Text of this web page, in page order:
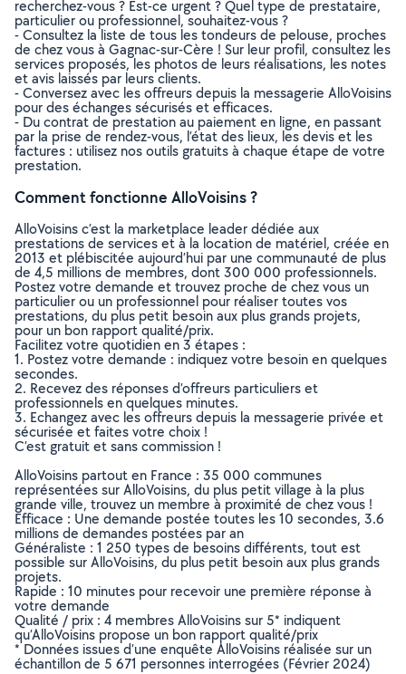
recherchez-vous ? Est-ce urgent ? Quel type de prestataire,
particulier ou professionnel, souhaitez-vous ?
- Consultez la liste de tous les tondeurs de pelouse, proches
de chez vous à Gagnac-sur-Cère ! Sur leur profil, consultez les
services proposés, les photos de leurs réalisations, les notes
et avis laissés par leurs clients.
- Conversez avec les offreurs depuis la messagerie AlloVoisins
pour des échanges sécurisés et efficaces.
- Du contrat de prestation au paiement en ligne, en passant
par la prise de rendez-vous, l’état des lieux, les devis et les
factures : utilisez nos outils gratuits à chaque étape de votre
prestation.
Comment fonctionne AlloVoisins ?
AlloVoisins c’est la marketplace leader dédiée aux
prestations de services et à la location de matériel, créée en
2013 et plébiscitée aujourd’hui par une communauté de plus
de 4,5 millions de membres, dont 300 000 professionnels.
Postez votre demande et trouvez proche de chez vous un
particulier ou un professionnel pour réaliser toutes vos
prestations, du plus petit besoin aux plus grands projets,
pour un bon rapport qualité/prix.
Facilitez votre quotidien en 3 étapes :
1. Postez votre demande : indiquez votre besoin en quelques
secondes.
2. Recevez des réponses d’offreurs particuliers et
professionnels en quelques minutes.
3. Echangez avec les offreurs depuis la messagerie privée et
sécurisée et faites votre choix !
C’est gratuit et sans commission !
AlloVoisins partout en France : 35 000 communes
représentées sur AlloVoisins, du plus petit village à la plus
grande ville, trouvez un membre à proximité de chez vous !
Efficace : Une demande postée toutes les 10 secondes, 3.6
millions de demandes postées par an
Généraliste : 1 250 types de besoins différents, tout est
possible sur AlloVoisins, du plus petit besoin aux plus grands
projets.
Rapide : 10 minutes pour recevoir une première réponse à
votre demande
Qualité / prix : 4 membres AlloVoisins sur 5* indiquent
qu’AlloVoisins propose un bon rapport qualité/prix
* Données issues d’une enquête AlloVoisins réalisée sur un
échantillon de 5 671 personnes interrogées (Février 2024)